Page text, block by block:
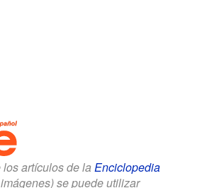
artículos de la Enciclopedia
se puede utilizar